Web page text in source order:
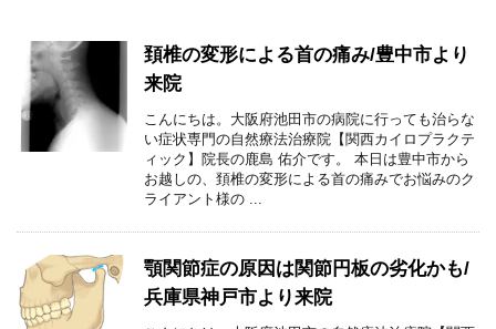
頚椎の変形による首の痛み/豊中市より
来院
こんにちは。大阪府池田市の病院に行っても治らな
い症状専門の自然療法治療院【関西カイロプラクテ
ィック】院長の鹿島 佑介です。 本日は豊中市から
お越しの、頚椎の変形による首の痛みでお悩みのク
ライアント様の ...
顎関節症の原因は関節円板の劣化かも/
兵庫県神戸市より来院